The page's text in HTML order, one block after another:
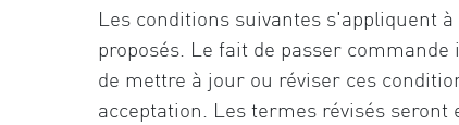
Les conditions suivantes s'appliquent
proposés. Le fait de passer
de mettre à jour ou réviser ces
acceptation. Les termes révisés